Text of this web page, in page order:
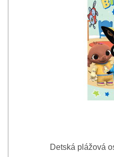
Detská plážová